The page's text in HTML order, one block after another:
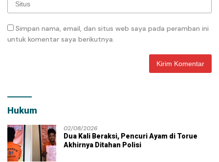
Simpan nama, email, dan situs web saya pada peramban ini
untuk komentar saya berikutnya.
Hukum
02/08/2026
Dua Kali Beraksi, Pencuri Ayam di Torue
Akhirnya Ditahan Polisi